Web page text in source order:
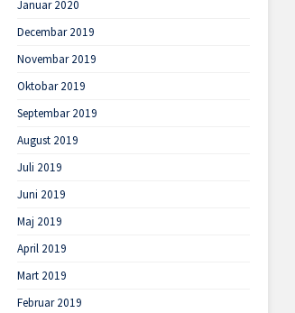
Januar 2020
Decembar 2019
Novembar 2019
Oktobar 2019
Septembar 2019
August 2019
Juli 2019
Juni 2019
Maj 2019
April 2019
Mart 2019
Februar 2019